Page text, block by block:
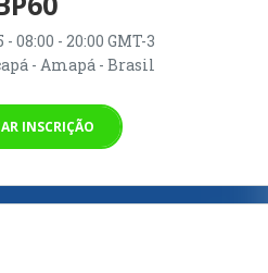
- 08:00 - 20:00 GMT-3
- Amapá - Brasil
INSCRIÇÃO